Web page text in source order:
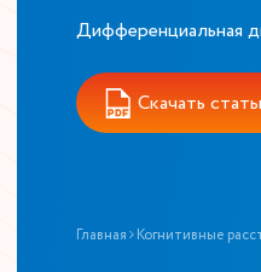
Дифференциальная
Скачать
Главная Когнитивные